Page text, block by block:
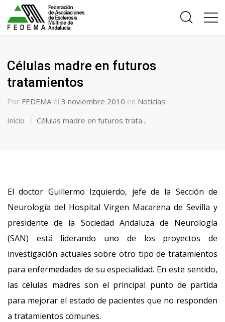
Células madre en futuros
tratamientos
Por FEDEMA el 3 noviembre 2010 en Noticias
Inicio
Células madre en futuros trata...
El doctor Guillermo Izquierdo, jefe de la Sección de
Neurología del Hospital Virgen Macarena de Sevilla y
presidente de la Sociedad Andaluza de Neurología
(SAN) está liderando uno de los proyectos de
investigación actuales sobre otro tipo de tratamientos
para enfermedades de su especialidad. En este sentido,
las células madres son el principal punto de partida
para mejorar el estado de pacientes que no responden
a tratamientos comunes.